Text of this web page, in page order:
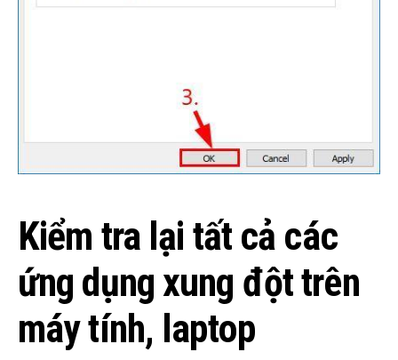
Kiểm tra lại tất cả các
ứng dụng xung đột trên
máy tính, laptop